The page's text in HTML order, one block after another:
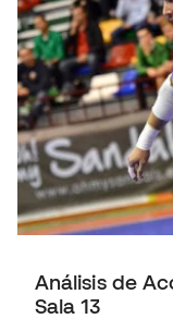
Análisis de
Sala 13